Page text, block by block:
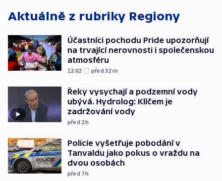
Aktuálně z rubriky Regiony
Účastníci pochodu Pride upozorňují
na trvající nerovnosti i společenskou
atmosféru
12:02 před 32 m
Řeky vysychají a podzemní vody
ubývá. Hydrolog: Klíčem je
zadržování vody
před 2h
Policie vyšetřuje pobodání v
Tanvaldu jako pokus o vraždu na
dvou osobách
před 7h